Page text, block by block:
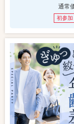
通常
初参加